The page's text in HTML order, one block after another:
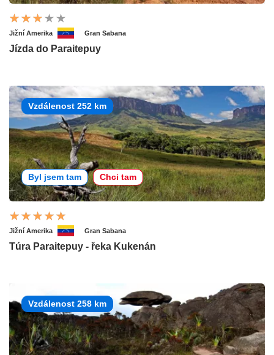
Jižní Amerika Gran Sabana
Jízda do Paraitepuy
Vzdálenost 252 km
Byl jsem tam Chci tam
Jižní Amerika Gran Sabana
Túra Paraitepuy - řeka Kukenán
Vzdálenost 258 km